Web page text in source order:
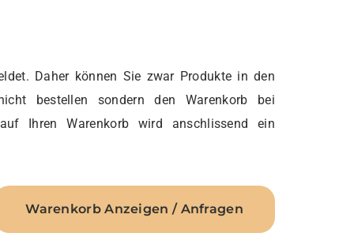
Daher können Sie zwar Produkte in den
bestellen sondern den Warenkorb bei
Ihren Warenkorb wird anschlissend ein
Warenkorb Anzeigen / Anfragen